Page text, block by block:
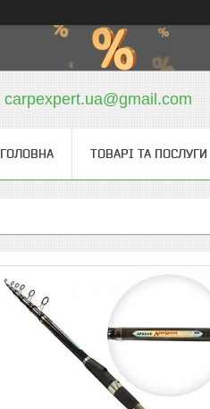
carpexpert.ua@gmail.com
ГОЛОВНА ТОВАРІ ТА ПОСЛУГИ